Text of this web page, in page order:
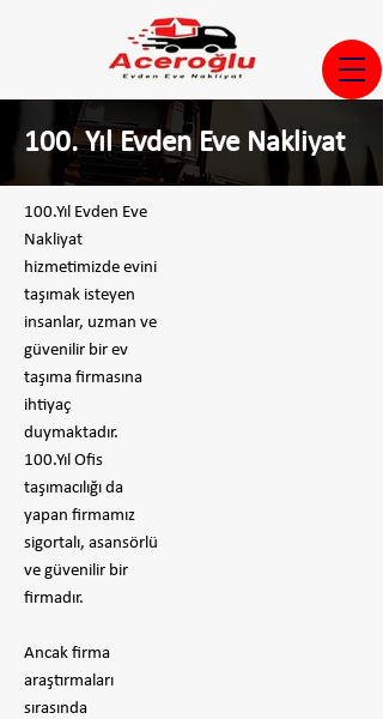
100. Yıl Evden Eve Nakliyat
100.Yıl Evden Eve
Nakliyat
hizmetimizde evini
taşımak isteyen
insanlar, uzman ve
güvenilir bir ev
taşıma firmasına
ihtiyaç
duymaktadır.
100.Yıl Ofis
taşımacılığı da
yapan firmamız
sigortalı, asansörlü
ve güvenilir bir
firmadır.
​Ancak firma
araştırmaları
sırasında